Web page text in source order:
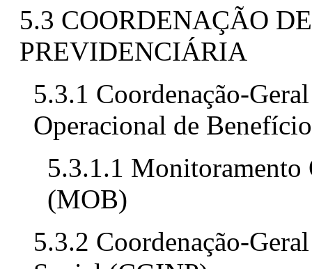
5.3 COORDENAÇÃO
PREVIDENCIÁRIA
5.3.1 Coordenação-
Operacional de
5.3.1.1 Monitoramento
(MOB)
5.3.2 Coordenação-